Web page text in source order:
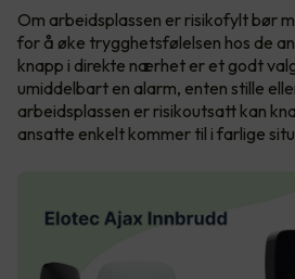
Om arbeidsplassen er risikofylt bør
for å øke trygghetsfølelsen hos de
knapp i direkte nærhet er et godt
umiddelbart en alarm, enten stille
arbeidsplassen er risikoutsatt kan
ansatte enkelt kommer til i farlige